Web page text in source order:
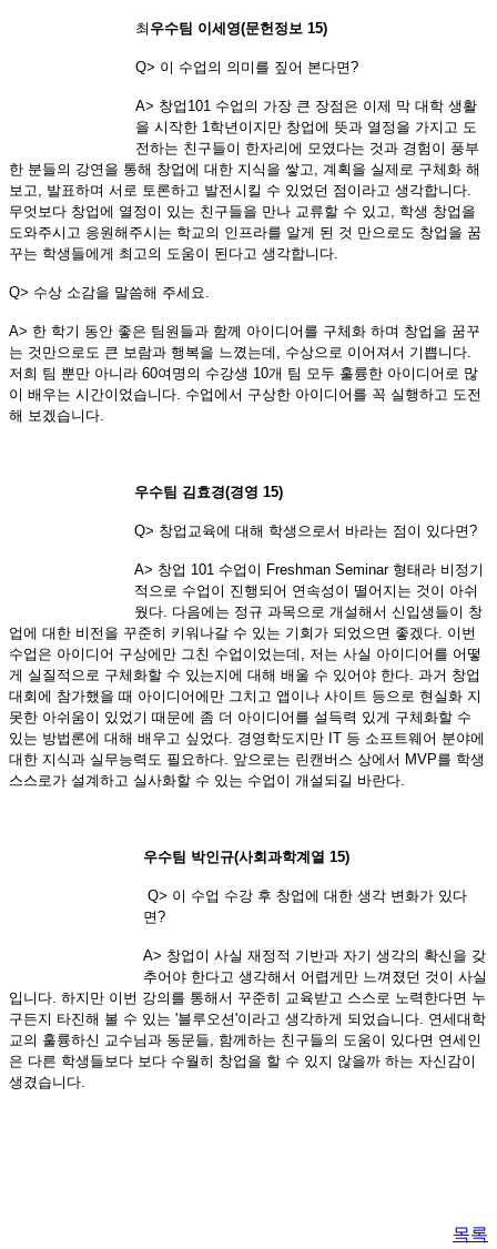
최 우수팀 이세영(문헌정보 15)
Q> 이 수업의 의미를 짚어 본다면?
A> 창업101 수업의 가장 큰 장점은 이제 막 대학 생활
을 시작한 1학년이지만 창업에 뜻과 열정을 가지고 도
전하는 친구들이 한자리에 모였다는 것과 경험이 풍부
한 분들의 강연을 통해 창업에 대한 지식을 쌓고, 계획을 실제로 구체화 해
보고, 발표하며 서로 토론하고 발전시킬 수 있었던 점이라고 생각합니다.
무엇보다 창업에 열정이 있는 친구들을 만나 교류할 수 있고, 학생 창업을
도와주시고 응원해주시는 학교의 인프라를 알게 된 것 만으로도 창업을 꿈
꾸는 학생들에게 최고의 도움이 된다고 생각합니다.
Q> 수상 소감을 말씀해 주세요.
A> 한 학기 동안 좋은 팀원들과 함께 아이디어를 구체화 하며 창업을 꿈꾸
는 것만으로도 큰 보람과 행복을 느꼈는데, 수상으로 이어져서 기쁩니다.
저희 팀 뿐만 아니라 60여명의 수강생 10개 팀 모두 훌륭한 아이디어로 많
이 배우는 시간이었습니다. 수업에서 구상한 아이디어를 꼭 실행하고 도전
해 보겠습니다.
우수팀 김효경(경영 15)
Q> 창업교육에 대해 학생으로서 바라는 점이 있다면?
A> 창업 101 수업이 Freshman Seminar 형태라 비정기
적으로 수업이 진행되어 연속성이 떨어지는 것이 아쉬
웠다. 다음에는 정규 과목으로 개설해서 신입생들이 창
업에 대한 비전을 꾸준히 키워나갈 수 있는 기회가 되었으면 좋겠다. 이번
수업은 아이디어 구상에만 그친 수업이었는데, 저는 사실 아이디어를 어떻
게 실질적으로 구체화할 수 있는지에 대해 배울 수 있어야 한다. 과거 창업
대회에 참가했을 때 아이디어에만 그치고 앱이나 사이트 등으로 현실화 지
못한 아쉬움이 있었기 때문에 좀 더 아이디어를 설득력 있게 구체화할 수
있는 방법론에 대해 배우고 싶었다. 경영학도지만 IT 등 소프트웨어 분야에
대한 지식과 실무능력도 필요하다. 앞으로는 린캔버스 상에서 MVP를 학생
스스로가 설계하고 실사화할 수 있는 수업이 개설되길 바란다.
우수팀 박인규(사회과학계열 15)
Q> 이 수업 수강 후 창업에 대한 생각 변화가 있다
면?
A> 창업이 사실 재정적 기반과 자기 생각의 확신을 갖
추어야 한다고 생각해서 어렵게만 느껴졌던 것이 사실
입니다. 하지만 이번 강의를 통해서 꾸준히 교육받고 스스로 노력한다면 누
구든지 타진해 볼 수 있는 '블루오션'이라고 생각하게 되었습니다. 연세대학
교의 훌륭하신 교수님과 동문들, 함께하는 친구들의 도움이 있다면 연세인
은 다른 학생들보다 보다 수월히 창업을 할 수 있지 않을까 하는 자신감이
생겼습니다.
목록